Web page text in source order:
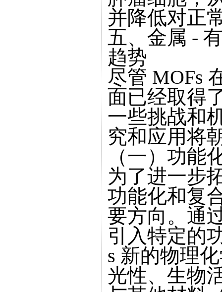
并降低对正
五、金属 -
趋势
尽管 MOFs
面已经取得
一些挑战和
究和应用将
（一）功能
为了进一步
功能化和复
要方向。通
引入特定的
s 新的物理
光性、生物